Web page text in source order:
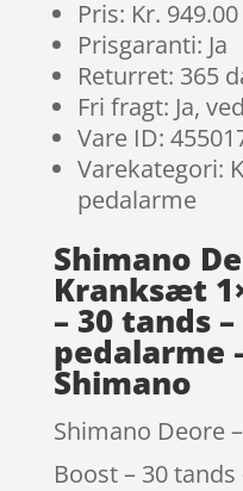
Pris: Kr. 949.00
Prisgaranti: Ja
Returret: 365
Fri fragt: Ja,
Vare ID:
Varekategori:
pedalarme
Shimano
Kranksæt
– 30 tands
pedalarme
Shimano
Shimano Deore
Boost – 30